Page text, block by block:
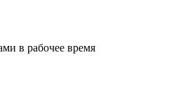
в рабочее время